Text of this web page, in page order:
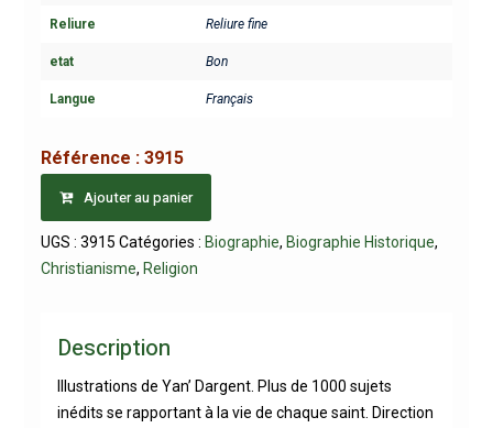
Reliure Reliure fine
etat Bon
Langue Français
Référence : 3915
Ajouter au panier
UGS : 3915 Catégories : Biographie, Biographie Historique,
Christianisme, Religion
Description
Illustrations de Yan’ Dargent. Plus de 1000 sujets
inédits se rapportant à la vie de chaque saint. Direction